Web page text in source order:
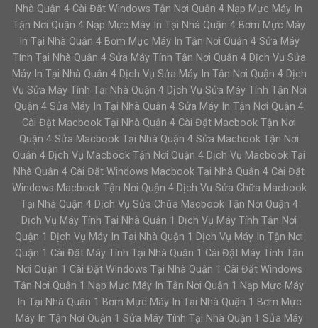
Nhà Quận 4 Cài Đặt Windows Tận Nơi Quận 4 Nạp Mực Máy In
Tận Nơi Quận 4 Nạp Mực Máy In Tại Nhà Quận 4 Bơm Mực Máy
In Tại Nhà Quận 4 Bơm Mực Máy In Tận Nơi Quận 4 Sửa Máy
Tính Tại Nhà Quận 4 Sửa Máy Tính Tận Nơi Quận 4 Dịch Vụ Sửa
Máy In Tại Nhà Quận 4 Dịch Vụ Sửa Máy In Tận Nơi Quận 4 Dịch
Vụ Sửa Máy Tính Tại Nhà Quận 4 Dịch Vụ Sửa Máy Tính Tận Nơi
Quận 4 Sửa Máy In Tại Nhà Quận 4 Sửa Máy In Tận Nơi Quận 4
Cài Đặt Macbook Tại Nhà Quận 4 Cài Đặt Macbook Tận Nơi
Quận 4 Sửa Macbook Tại Nhà Quận 4 Sửa Macbook Tận Nơi
Quận 4 Dịch Vụ Macbook Tận Nơi Quận 4 Dịch Vụ Macbook Tại
Nhà Quận 4 Cài Đặt Windows Macbook Tại Nhà Quận 4 Cài Đặt
Windows Macbook Tận Nơi Quận 4 Dịch Vụ Sửa Chữa Macbook
Tại Nhà Quận 4 Dịch Vụ Sửa Chữa Macbook Tận Nơi Quận 4
Dịch Vụ Máy Tính Tại Nhà Quận 1 Dịch Vụ Máy Tính Tận Nơi
Quận 1 Dịch Vụ Máy In Tại Nhà Quận 1 Dịch Vụ Máy In Tận Nơi
Quận 1 Cài Đặt Máy Tính Tại Nhà Quận 1 Cài Đặt Máy Tính Tận
Nơi Quận 1 Cài Đặt Windows Tại Nhà Quận 1 Cài Đặt Windows
Tận Nơi Quận 1 Nạp Mực Máy In Tận Nơi Quận 1 Nạp Mực Máy
In Tại Nhà Quận 1 Bơm Mực Máy In Tại Nhà Quận 1 Bơm Mực
Máy In Tận Nơi Quận 1 Sửa Máy Tính Tại Nhà Quận 1 Sửa Máy